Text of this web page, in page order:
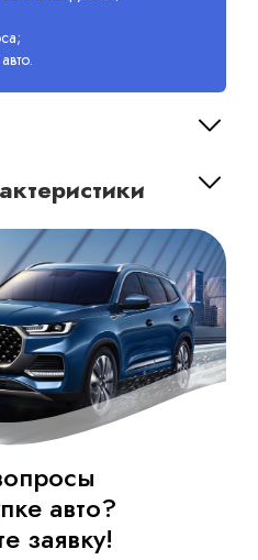
авто?
заявку!